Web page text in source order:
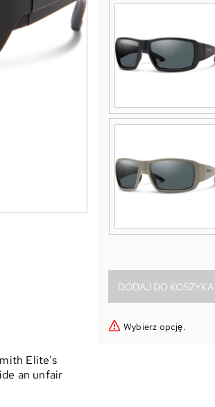
Wybierz opcję.
Elite's
an unfair